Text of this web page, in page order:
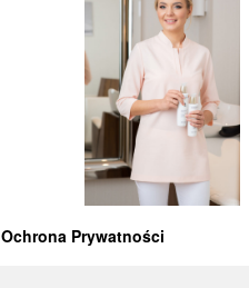
Ochrona Prywatności